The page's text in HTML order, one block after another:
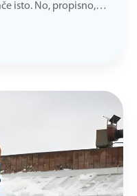
isto. No, propisno,…